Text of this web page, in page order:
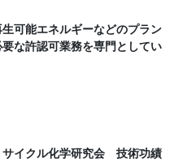
可能エネルギーなどのプラン
要な許認可業務を専門としてい
サイクル化学研究会 技術功績